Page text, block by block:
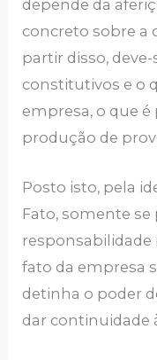
depende da
concreto sobre a
partir disso,
constitutivos e o
empresa, o que
produção de
Posto isto, pela
Fato, somente
responsabilidade
fato da empresa
detinha o poder
dar continuidade